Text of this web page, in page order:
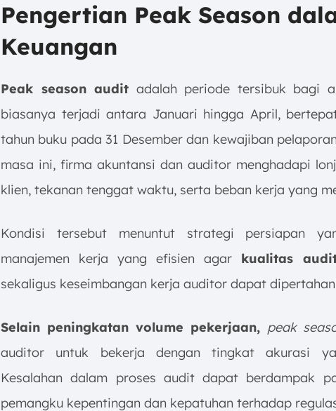
Pengertian Peak Season
Keuangan
Peak season audit adalah periode tersibuk bagi
biasanya terjadi antara Januari hingga April,
tahun buku pada 31 Desember dan kewajiban
masa ini, firma akuntansi dan auditor menghadapi
klien, tekanan tenggat waktu, serta beban kerja yang
Kondisi tersebut menuntut strategi persiapan
manajemen kerja yang efisien agar kualitas
sekaligus keseimbangan kerja auditor dapat
Selain peningkatan volume pekerjaan, peak
auditor untuk bekerja dengan tingkat akurasi
Kesalahan dalam proses audit dapat berdampak
pemangku kepentingan dan kepatuhan terhadap